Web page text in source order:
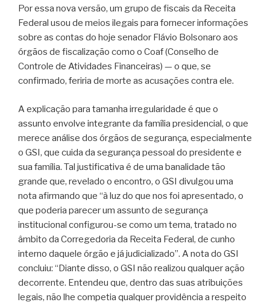
Por essa nova versão, um grupo de fiscais da Receita
Federal usou de meios ilegais para fornecer informações
sobre as contas do hoje senador Flávio Bolsonaro aos
órgãos de fiscalização como o Coaf (Conselho de
Controle de Atividades Financeiras) — o que, se
confirmado, feriria de morte as acusações contra ele.
A explicação para tamanha irregularidade é que o
assunto envolve integrante da família presidencial, o que
merece análise dos órgãos de segurança, especialmente
o GSI, que cuida da segurança pessoal do presidente e
sua família. Tal justificativa é de uma banalidade tão
grande que, revelado o encontro, o GSI divulgou uma
nota afirmando que “à luz do que nos foi apresentado, o
que poderia parecer um assunto de segurança
institucional configurou-se como um tema, tratado no
âmbito da Corregedoria da Receita Federal, de cunho
interno daquele órgão e já judicializado”. A nota do GSI
concluiu: “Diante disso, o GSI não realizou qualquer ação
decorrente. Entendeu que, dentro das suas atribuições
legais, não lhe competia qualquer providência a respeito